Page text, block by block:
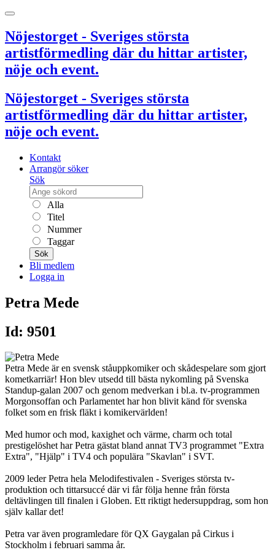
Nöjestorget - Sveriges största
artistförmedling där du hittar artister,
nöje och event.
Nöjestorget - Sveriges största
artistförmedling där du hittar artister,
nöje och event.
Kontakt
Arrangör söker
Sök
Alla
Titel
Nummer
Taggar
Sök
Bli medlem
Logga in
Petra Mede
Id: 9501
Petra Mede är en svensk ståuppkomiker och skådespelare som gjort
kometkarriär! Hon blev utsedd till bästa nykomling på Svenska
Standup-galan 2007 och genom medverkan i bl.a. tv-programmen
Morgonsoffan och Parlamentet har hon blivit känd för svenska
folket som en frisk fläkt i komikervärlden!
Med humor och mod, kaxighet och värme, charm och total
prestigelöshet har Petra gästat bland annat TV3 programmet "Extra
Extra", "Hjälp" i TV4 och populära "Skavlan" i SVT.
2009 leder Petra hela Melodifestivalen - Sveriges största tv-
produktion och tittarsuccé där vi får följa henne från första
deltävlingen till finalen i Globen. Ett riktigt hedersuppdrag, som hon
själv kallar det!
Petra var även programledare för QX Gaygalan på Cirkus i
Stockholm i februari samma år.